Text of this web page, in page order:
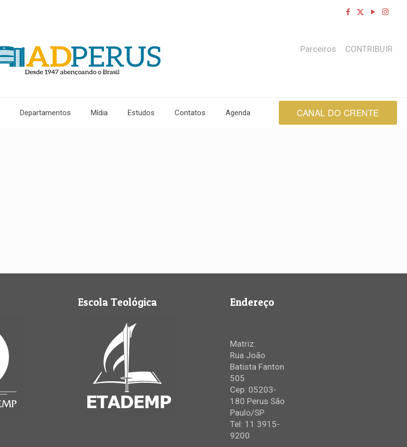
Departamentos Mídia Estudos Contatos Agenda
Parceiros CONTRIBUIR
CANAL DO CRENTE
Escola Teológica Endereço
Matriz:
Rua João
Batista Fanton
505
Cep: 05203-
180 Perus São
Paulo/SP
Tel: 11 3915-
9200